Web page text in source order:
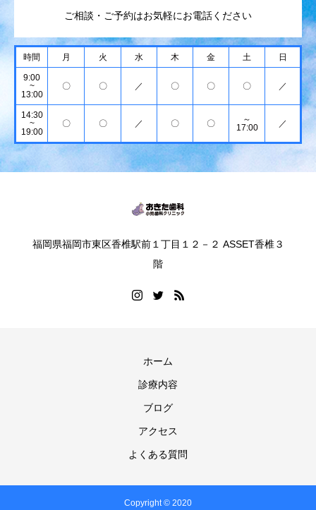
ご相談・ご予約はお気軽にお電話ください
時間 月 火 水 木 金 土 日
9:00
~
13:00
〇 〇 ／ 〇 〇 〇 ／
14:30
~
19:00
〇 〇 ／ 〇 〇
～
17:00
／
福岡県福岡市東区香椎駅前１丁目１２－２ ASSET香椎３
階
ホーム
診療内容
ブログ
アクセス
よくある質問
Copyright © 2020